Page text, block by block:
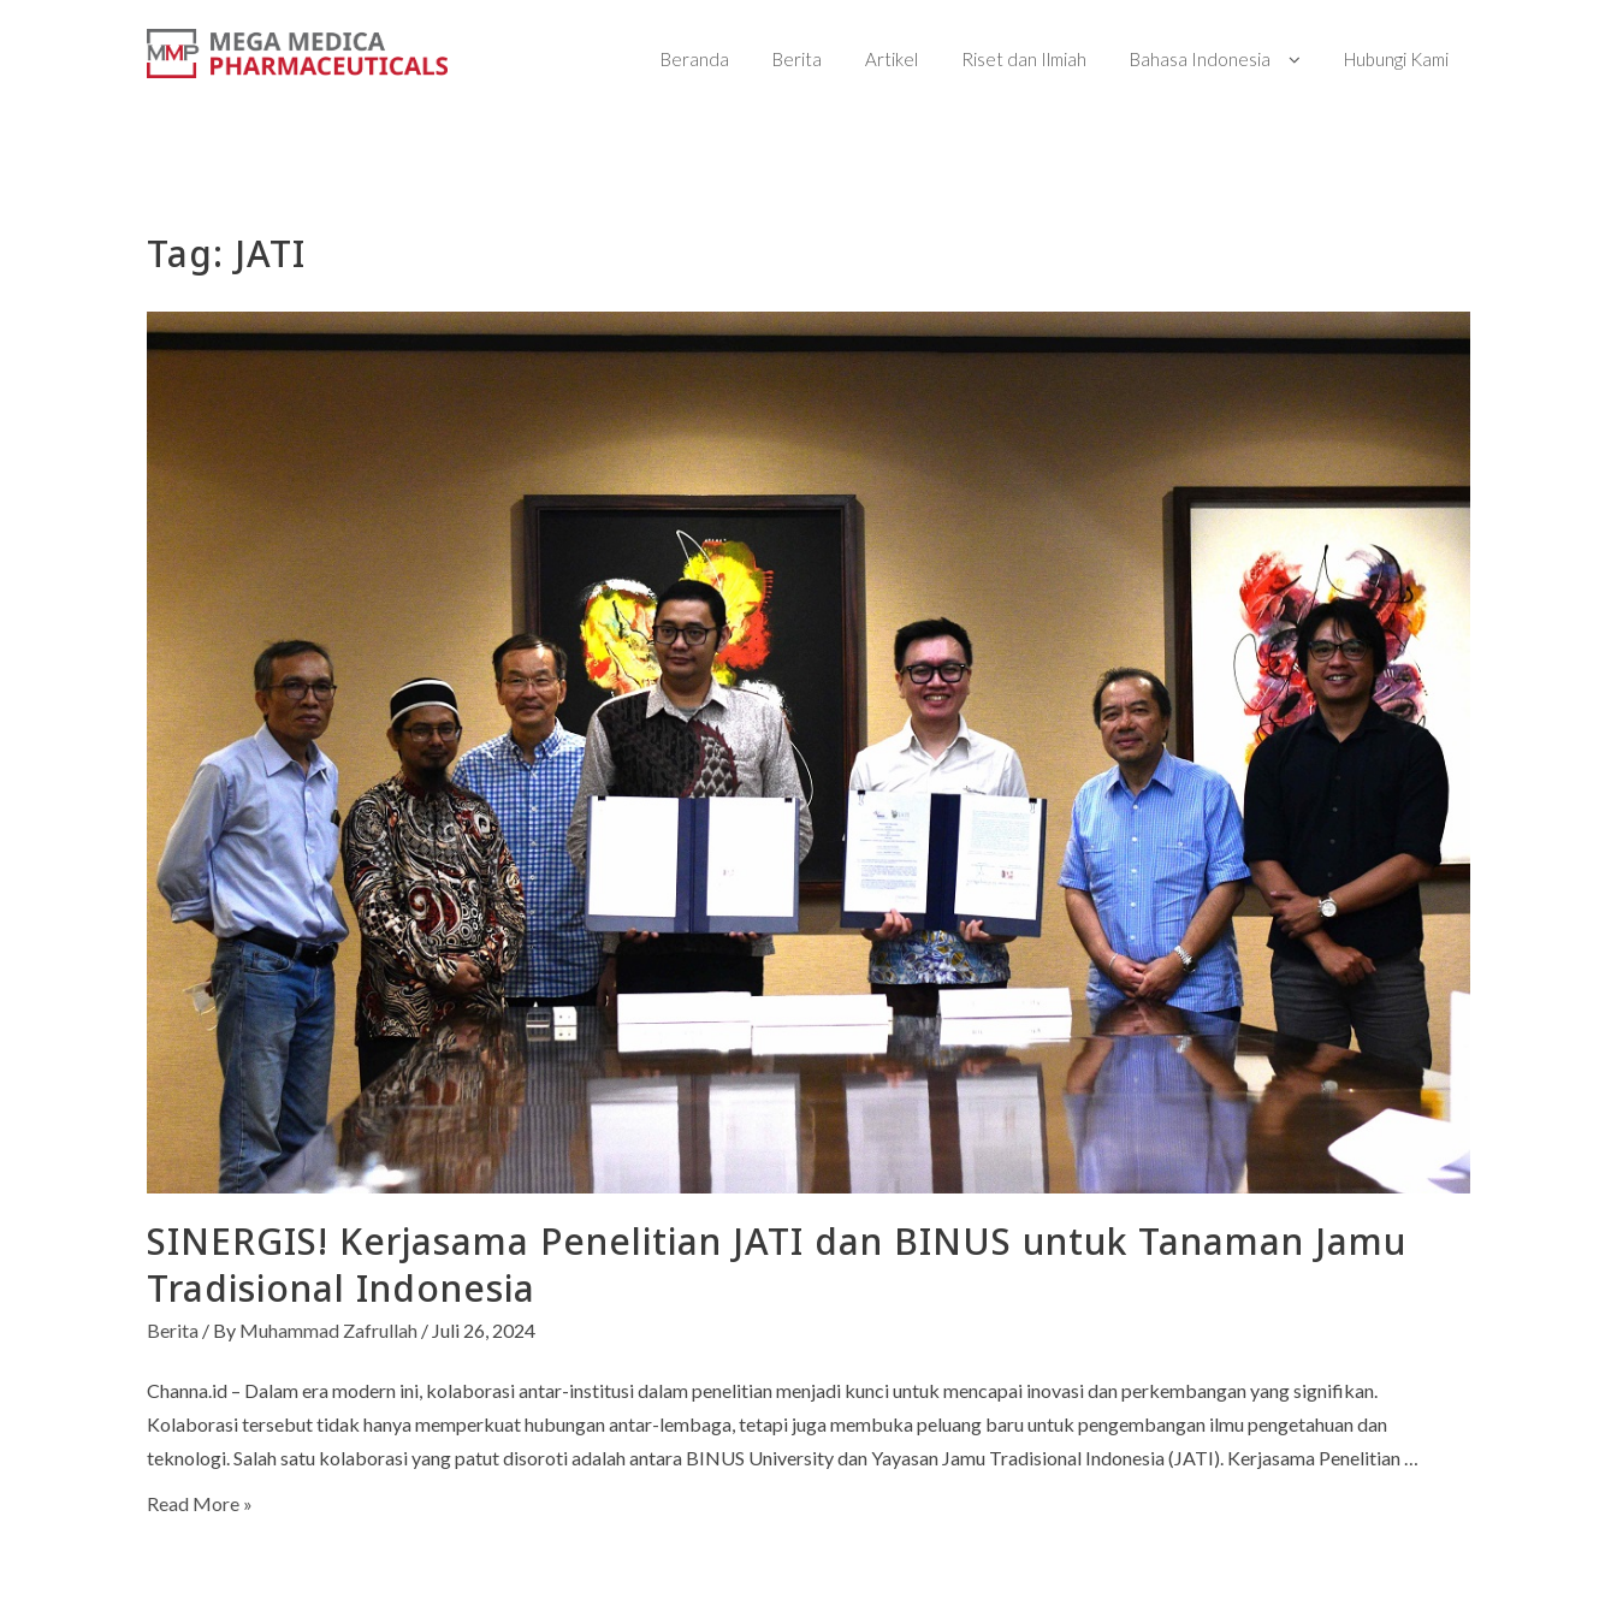
Beranda Berita Artikel Riset dan Ilmiah Bahasa Indonesia Hubungi Kami
Tag: JATI
SINERGIS! Kerjasama Penelitian JATI dan BINUS untuk Tanaman Jamu
Tradisional Indonesia
Berita / By Muhammad Zafrullah / Juli 26, 2024
Channa.id – Dalam era modern ini, kolaborasi antar-institusi dalam penelitian menjadi kunci untuk mencapai inovasi dan perkembangan yang signifikan.
Kolaborasi tersebut tidak hanya memperkuat hubungan antar-lembaga, tetapi juga membuka peluang baru untuk pengembangan ilmu pengetahuan dan
teknologi. Salah satu kolaborasi yang patut disoroti adalah antara BINUS University dan Yayasan Jamu Tradisional Indonesia (JATI). Kerjasama Penelitian …
Read More »